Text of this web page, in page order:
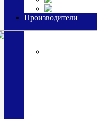
Производители